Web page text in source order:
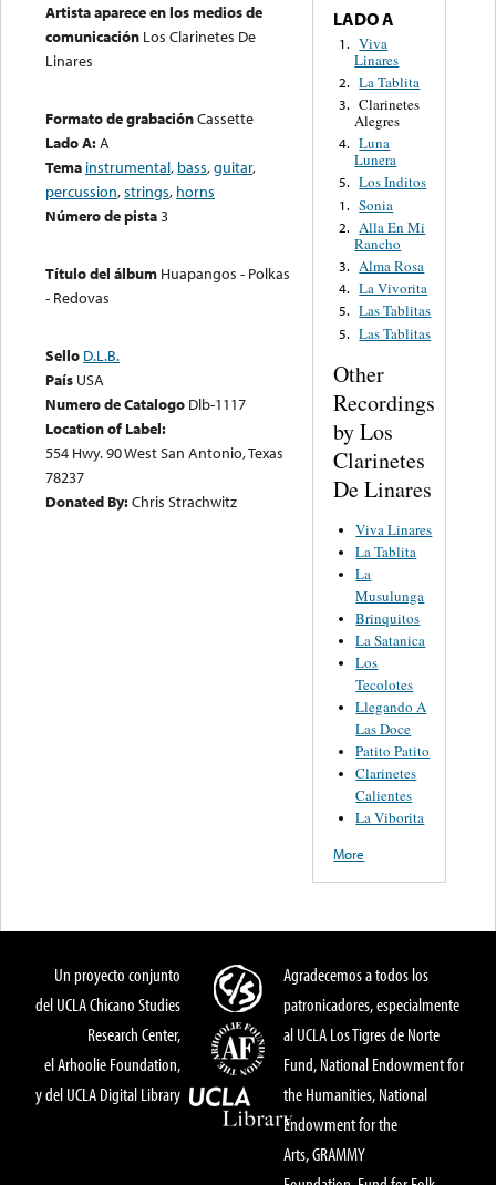
Artista aparece en los medios de
comunicación Los Clarinetes De
Linares
Formato de grabaciónCassette
Lado A:A
Tema instrumental, bass,guitar,
percussion,strings, horns
Número de pista3
Título del álbum Huapangos - Polkas
- Redovas
Sello D.L.B.
País USA
Numero de Catalogo Dlb-1117
Location of Label:
554 Hwy. 90 West San Antonio, Texas
78237
Donated By:Chris Strachwitz
LADO A
1. Viva
Linares
2. La Tablita
3. Clarinetes
Alegres
4. Luna
Lunera
5. Los Inditos
1. Sonia
2. Alla En Mi
Rancho
3. Alma Rosa
4. La Vivorita
5. Las Tablitas
5. Las Tablitas
Other
Recordings
by Los
Clarinetes
De Linares
Viva Linares
La Tablita
La
Musulunga
Brinquitos
La Satanica
Los
Tecolotes
Llegando A
Las Doce
Patito Patito
Clarinetes
Calientes
La Viborita
More
Un proyecto conjunto
del UCLA Chicano Studies
Research Center,
el Arhoolie Foundation,
y del UCLA Digital Library
Agradecemos a todos los
patronicadores, especialmente
al UCLA Los Tigres de Norte
Fund, National Endowment for
the Humanities, National
Endowment for the
Arts, GRAMMY